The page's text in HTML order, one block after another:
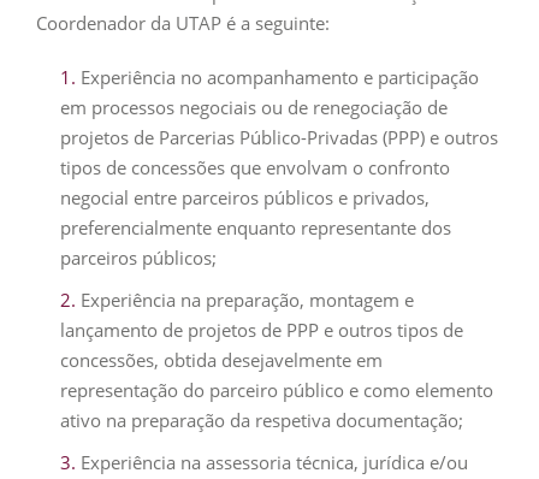
Coordenador da UTAP é a seguinte:
Experiência no acompanhamento e participação
em processos negociais ou de renegociação de
projetos de Parcerias Público-Privadas (PPP) e outros
tipos de concessões que envolvam o confronto
negocial entre parceiros públicos e privados,
preferencialmente enquanto representante dos
parceiros públicos;
Experiência na preparação, montagem e
lançamento de projetos de PPP e outros tipos de
concessões, obtida desejavelmente em
representação do parceiro público e como elemento
ativo na preparação da respetiva documentação;
Experiência na assessoria técnica, jurídica e/ou